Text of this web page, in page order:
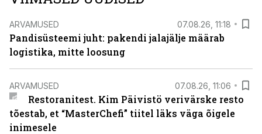
ARVAMUSED 07.08.26, 11:18
Pandisüsteemi juht: pakendi jalajälje määrab
logistika, mitte loosung
ARVAMUSED 07.08.26, 11:06
Restoranitest. Kim Päivistö verivärske resto
tõestab, et “MasterChefi” tiitel läks väga õigele
inimesele